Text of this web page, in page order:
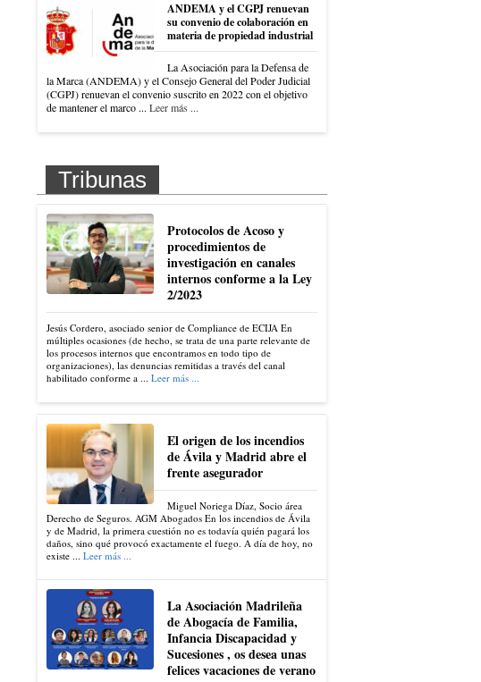
ANDEMA y el CGPJ renuevan
su convenio de colaboración en
materia de propiedad industrial
La Asociación para la Defensa de
la Marca (ANDEMA) y el Consejo General del Poder Judicial
(CGPJ) renuevan el convenio suscrito en 2022 con el objetivo
de mantener el marco ... Leer más ...
Tribunas
Protocolos de Acoso y
procedimientos de
investigación en canales
internos conforme a la Ley
2/2023
Jesús Cordero, asociado senior de Compliance de ECIJA En
múltiples ocasiones (de hecho, se trata de una parte relevante de
los procesos internos que encontramos en todo tipo de
organizaciones), las denuncias remitidas a través del canal
habilitado conforme a ... Leer más ...
El origen de los incendios
de Ávila y Madrid abre el
frente asegurador
Miguel Noriega Díaz, Socio área
Derecho de Seguros. AGM Abogados En los incendios de Ávila
y de Madrid, la primera cuestión no es todavía quién pagará los
daños, sino qué provocó exactamente el fuego. A día de hoy, no
existe ... Leer más ...
La Asociación Madrileña
de Abogacía de Familia,
Infancia Discapacidad y
Sucesiones , os desea unas
felices vacaciones de verano